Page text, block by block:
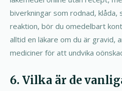
biverkningar som rodnad, klåda,
reaktion, bör du omedelbart
alltid en läkare om du är gravid,
mediciner för att undvika
6. Vilka är de